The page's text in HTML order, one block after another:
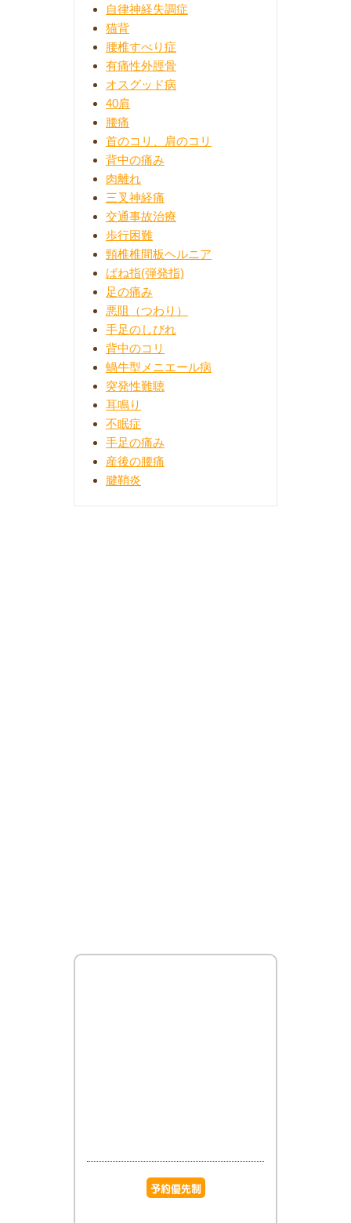
自律神経失調症
猫背
腰椎すべり症
有痛性外脛骨
オスグッド病
40肩
腰痛
首のコリ、肩のコリ
背中の痛み
肉離れ
三叉神経痛
交通事故治療
歩行困難
頸椎椎間板ヘルニア
ばね指(弾発指)
足の痛み
悪阻（つわり）
手足のしびれ
背中のコリ
蝸牛型メニエール病
突発性難聴
耳鳴り
不眠症
手足の痛み
産後の腰痛
腱鞘炎
予約優先制